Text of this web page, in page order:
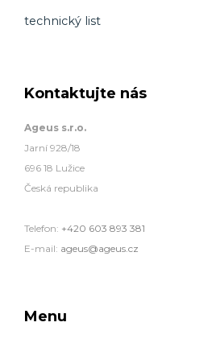
technický list
Kontaktujte nás
Ageus s.r.o.
Jarní 928/18
696 18 Lužice
Česká republika
Telefon: +420 603 893 381
E-mail: ageus@ageus.cz
Menu